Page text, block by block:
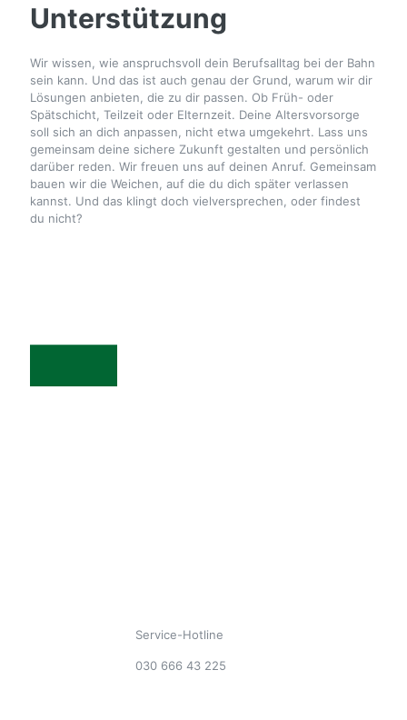
Unterstützung
Wir wissen, wie anspruchsvoll dein Berufsalltag bei der Bahn
sein kann. Und das ist auch genau der Grund, warum wir dir
Lösungen anbieten, die zu dir passen. Ob Früh- oder
Spätschicht, Teilzeit oder Elternzeit. Deine Altersvorsorge
soll sich an dich anpassen, nicht etwa umgekehrt. Lass uns
gemeinsam deine sichere Zukunft gestalten und persönlich
darüber reden. Wir freuen uns auf deinen Anruf. Gemeinsam
bauen wir die Weichen, auf die du dich später verlassen
kannst. Und das klingt doch vielversprechen, oder findest
du nicht?
Service-Hotline
030 666 43 225